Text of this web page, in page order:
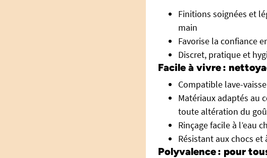
Finitions soignées et
main
Favorise la confiance
Discret, pratique et
Facile à vivre :
Compatible lave-
Matériaux adaptés au
toute altération du
Rinçage facile à l’eau
Résistant aux chocs et
Polyvalence : pour